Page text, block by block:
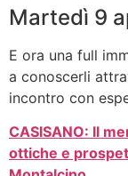
Martedì 9
E ora una full
a conoscerli
incontro con
CASISANO: Il
ottiche e